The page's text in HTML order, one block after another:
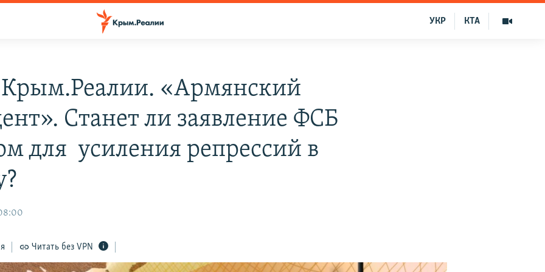
КТА
УКР
Крым.Реалии. «Армянский
Станет ли заявление ФСБ
для усиления репрессий в
Читать без VPN